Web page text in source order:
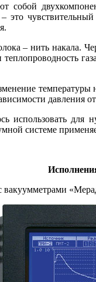
это
– нить накала.
теплопроводность
температуры
использовать
системе
вакуумметрами